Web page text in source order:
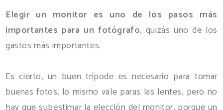
Elegir un monitor es uno de los pasos más
importantes para un fotógrafo, quizás uno de los
gastos más importantes.
Es cierto, un buen trípode es necesario para tomar
buenas fotos, lo mismo vale paras las lentes, pero no